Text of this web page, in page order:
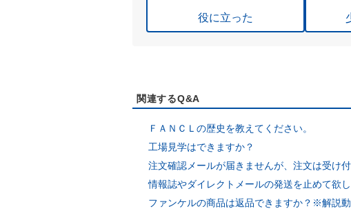
役に立った
関連するQ&A
ＦＡＮＣＬの歴史を教えてください。
工場見学はできますか？
注文確認メールが届きませんが、注文は受け
情報誌やダイレクトメールの発送を止めて欲
ファンケルの商品は返品できますか？※解説動